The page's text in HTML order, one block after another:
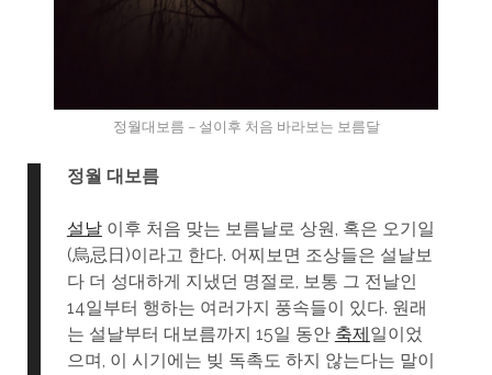
정월대보름 – 설이후 처음 바라보는 보름달
정월 대보름
설날이후 처음 맞는 보름날로 상원, 혹은 오기일
(烏忌日)이라고 한다. 어찌보면 조상들은 설날보
다 더 성대하게 지냈던 명절로, 보통 그 전날인
14일부터 행하는 여러가지 풍속들이 있다. 원래
는 설날부터 대보름까지 15일 동안 축제일이었
으며, 이 시기에는 빚 독촉도 하지 않는다는 말이